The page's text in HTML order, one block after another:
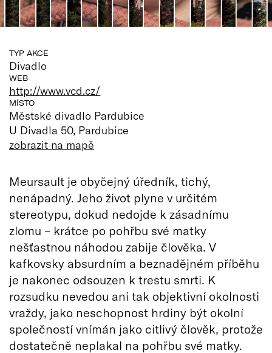
TYP AKCE
Divadlo
WEB
http://www.vcd.cz/
MÍSTO
Městské divadlo Pardubice
U Divadla 50, Pardubice
zobrazit na mapě
Meursault je obyčejný úředník, tichý,
nenápadný. Jeho život plyne v určitém
stereotypu, dokud nedojde k zásadnímu
zlomu – krátce po pohřbu své matky
nešťastnou náhodou zabije člověka. V
kafkovsky absurdním a beznadějném příběhu
je nakonec odsouzen k trestu smrti. K
rozsudku nevedou ani tak objektivní okolnosti
vraždy, jako neschopnost hrdiny být okolní
společností vnímán jako citlivý člověk, protože
dostatečně neplakal na pohřbu své matky.